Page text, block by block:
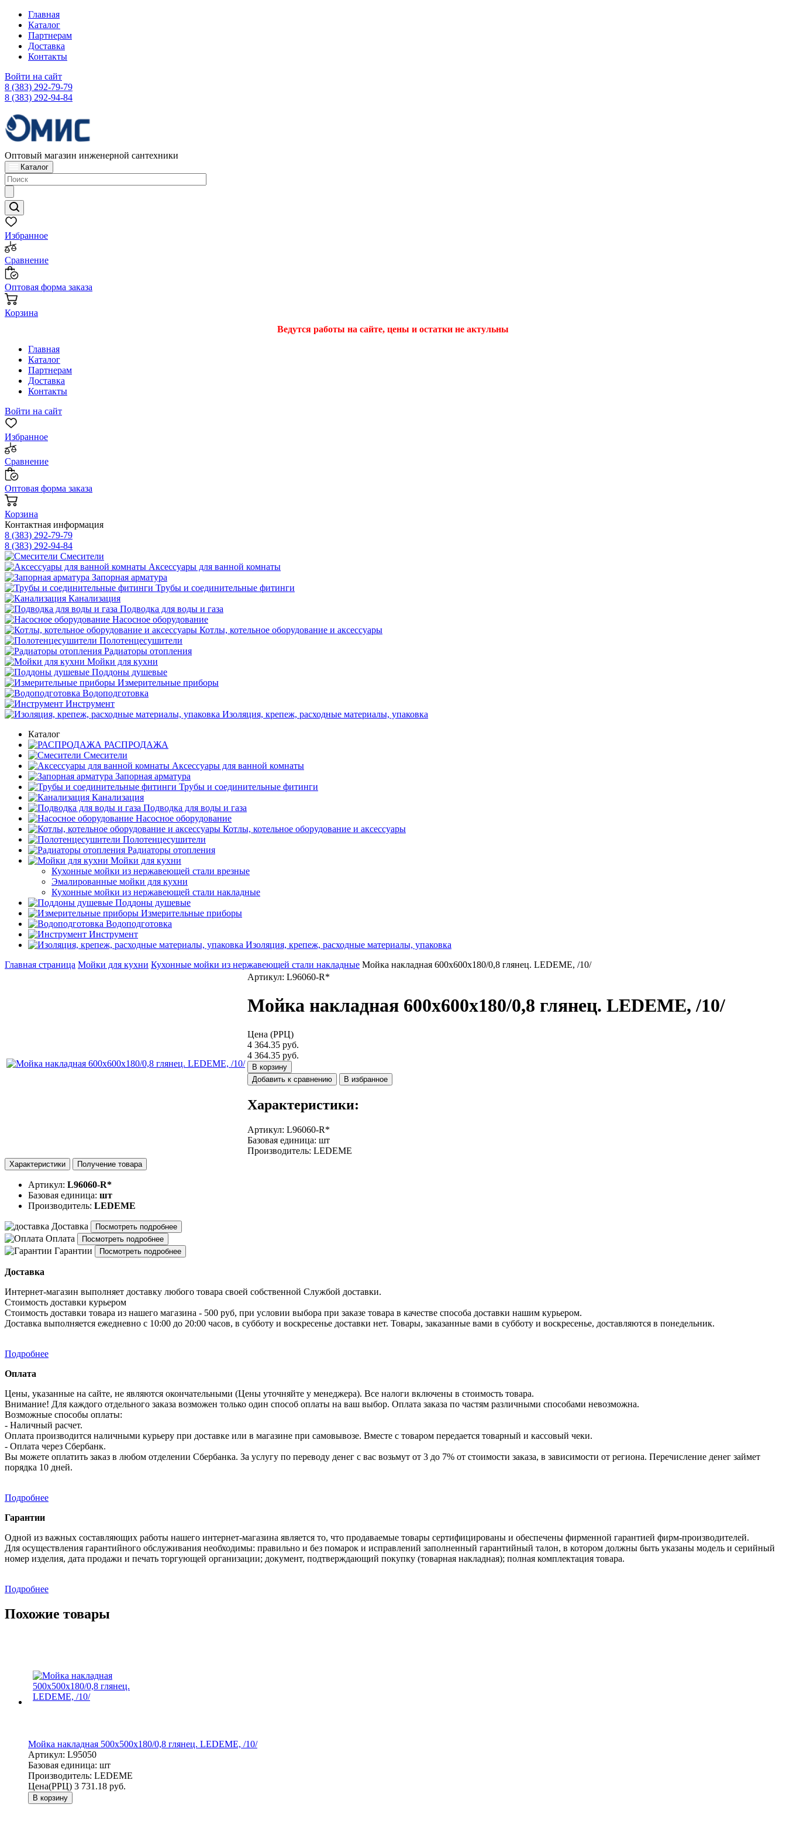
Главная
Каталог
Партнерам
Доставка
Контакты
Войти на сайт
8 (383) 292-79-79
8 (383) 292-94-84
Оптовый магазин инженерной сантехники
Каталог
Избранное
Сравнение
Оптовая форма заказа
Корзина
Ведутся работы на сайте, цены и остатки не актульны
Главная
Каталог
Партнерам
Доставка
Контакты
Войти на сайт
Избранное
Сравнение
Оптовая форма заказа
Корзина
Контактная информация
8 (383) 292-79-79
8 (383) 292-94-84
Смесители
Аксессуары для ванной комнаты
Запорная арматура
Трубы и соединительные фитинги
Канализация
Подводка для воды и газа
Насосное оборудование
Котлы, котельное оборудование и аксессуары
Полотенцесушители
Радиаторы отопления
Мойки для кухни
Поддоны душевые
Измерительные приборы
Водоподготовка
Инструмент
Изоляция, крепеж, расходные материалы, упаковка
Каталог
РАСПРОДАЖА
Смесители
Аксессуары для ванной комнаты
Запорная арматура
Трубы и соединительные фитинги
Канализация
Подводка для воды и газа
Насосное оборудование
Котлы, котельное оборудование и аксессуары
Полотенцесушители
Радиаторы отопления
Мойки для кухни
Кухонные мойки из нержавеющей стали врезные
Эмалированные мойки для кухни
Кухонные мойки из нержавеющей стали накладные
Поддоны душевые
Измерительные приборы
Водоподготовка
Инструмент
Изоляция, крепеж, расходные материалы, упаковка
Главная страница Мойки для кухни Кухонные мойки из нержавеющей стали накладные Мойка накладная 600х600х180/0,8 глянец. LEDEME, /10/
Артикул: L96060-R*
Мойка накладная 600х600х180/0,8 глянец. LEDEME, /10/
Цена (РРЦ)
4 364.35 руб.
4 364.35 руб.
В корзину
Добавить к сравнению
В избранное
Характеристики:
Артикул: L96060-R*
Базовая единица: шт
Производитель: LEDEME
Характеристики Получение товара
Артикул: L96060-R*
Базовая единица: шт
Производитель: LEDEME
Доставка Посмотреть подробнее
Оплата Посмотреть подробнее
Гарантии Посмотреть подробнее
Доставка
Интернет-магазин выполняет доставку любого товара своей собственной Службой доставки.
Стоимость доставки курьером
Стоимость доставки товара из нашего магазина - 500 руб, при условии выбора при заказе товара в качестве способа доставки нашим курьером.
Доставка выполняется ежедневно с 10:00 до 20:00 часов, в субботу и воскресенье доставки нет. Товары, заказанные вами в субботу и воскресенье, доставляются в понедельник.
Подробнее
Оплата
Цены, указанные на сайте, не являются окончательными (Цены уточняйте у менеджера). Все налоги включены в стоимость товара.
Внимание! Для каждого отдельного заказа возможен только один способ оплаты на ваш выбор. Оплата заказа по частям различными способами невозможна.
Возможные способы оплаты:
- Наличный расчет.
Оплата производится наличными курьеру при доставке или в магазине при самовывозе. Вместе с товаром передается товарный и кассовый чеки.
- Оплата через Сбербанк.
Вы можете оплатить заказ в любом отделении Сбербанка. За услугу по переводу денег с вас возьмут от 3 до 7% от стоимости заказа, в зависимости от региона. Перечисление денег займет
порядка 10 дней.
Подробнее
Гарантии
Одной из важных составляющих работы нашего интернет-магазина является то, что продаваемые товары сертифицированы и обеспечены фирменной гарантией фирм-производителей.
Для осуществления гарантийного обслуживания необходимы: правильно и без помарок и исправлений заполненный гарантийный талон, в котором должны быть указаны модель и серийный
номер изделия, дата продажи и печать торгующей организации; документ, подтверждающий покупку (товарная накладная); полная комплектация товара.
Подробнее
Похожие товары
Мойка накладная 500х500х180/0,8 глянец. LEDEME, /10/
Артикул: L95050
Базовая единица: шт
Производитель: LEDEME
Цена(РРЦ) 3 731.18 руб.
В корзину